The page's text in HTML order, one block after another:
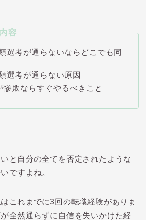
選考が通らないならどこでも同
選考が通らない原因
惨敗ならすぐやるべきこと
と自分の全てを否定されたような
ですよね。
これまでに3回の転職経験がありま
全然通らずに自信を失いかけた経